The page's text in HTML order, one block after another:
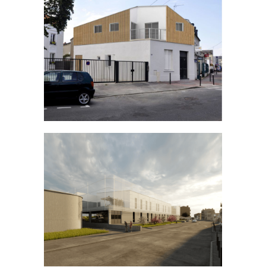
Surélévation à Saint-Maur-des-
Fossés
BUREAU
Chemin de la Madrague-Ville
INDUSTRIEL/TERTIAIRE